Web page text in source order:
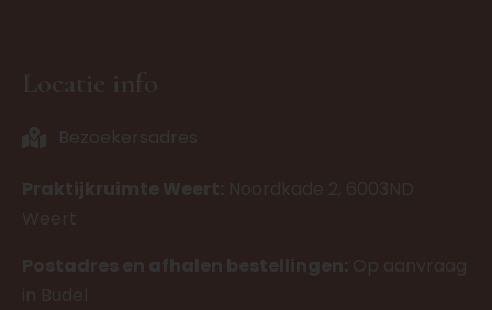
Locatie info
Bezoekersadres
Praktijkruimte Weert: Noordkade 2, 6003ND
Weert
Postadres en afhalen bestellingen: Op aanvraag
in Budel